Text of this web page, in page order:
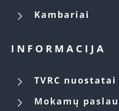
5 Kambariai
INFORMACIJA
5 TVRC nuostatai
5 Mokamų